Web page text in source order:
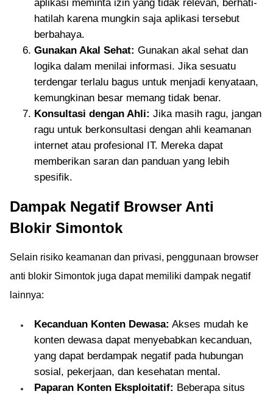
aplikasi meminta izin yang tidak relevan, berhati-
hatilah karena mungkin saja aplikasi tersebut
berbahaya.
Gunakan Akal Sehat: Gunakan akal sehat dan
logika dalam menilai informasi. Jika sesuatu
terdengar terlalu bagus untuk menjadi kenyataan,
kemungkinan besar memang tidak benar.
Konsultasi dengan Ahli: Jika masih ragu, jangan
ragu untuk berkonsultasi dengan ahli keamanan
internet atau profesional IT. Mereka dapat
memberikan saran dan panduan yang lebih
spesifik.
Dampak Negatif Browser Anti
Blokir Simontok
Selain risiko keamanan dan privasi, penggunaan browser
anti blokir Simontok juga dapat memiliki dampak negatif
lainnya:
Kecanduan Konten Dewasa: Akses mudah ke
konten dewasa dapat menyebabkan kecanduan,
yang dapat berdampak negatif pada hubungan
sosial, pekerjaan, dan kesehatan mental.
Paparan Konten Eksploitatif: Beberapa situs